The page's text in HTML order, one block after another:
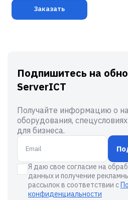
Заказать
Подпишитесь на
ServerICT
Получайте информацию о
оборудования,
для бизнеса.
Я даю свое согласие на
данных и получение
рассылок в соответствии с
конфиденциальности